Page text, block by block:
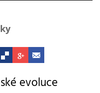
evoluce